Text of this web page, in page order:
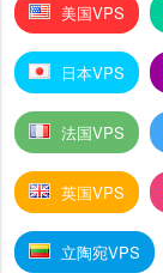
美国VPS
日本VPS
法国VPS
英国VPS
立陶宛VPS